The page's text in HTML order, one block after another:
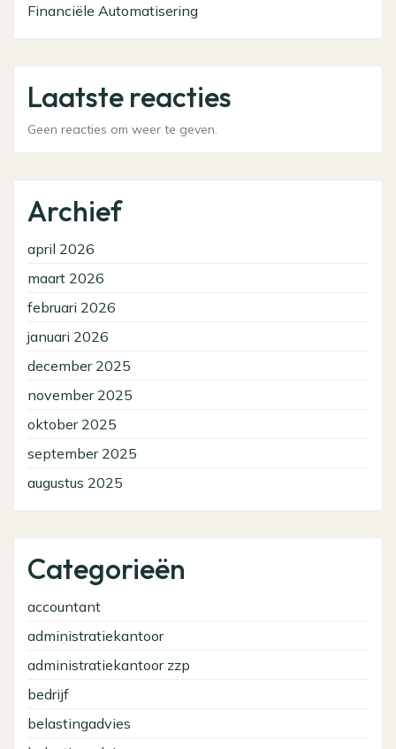
Financiële Automatisering
Laatste reacties
Geen reacties om weer te geven.
Archief
april 2026
maart 2026
februari 2026
januari 2026
december 2025
november 2025
oktober 2025
september 2025
augustus 2025
Categorieën
accountant
administratiekantoor
administratiekantoor zzp
bedrijf
belastingadvies